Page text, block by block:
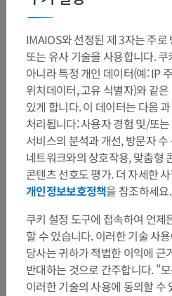
IMAIOS와 선정된 제 3자는 주로
또는 유사 기술을 사용합니다.
아니라 특정 개인 데이터(예: IP
위치데이터, 고유 식별자)와 같
있게 합니다. 이 데이터는 다음
처리됩니다: 사용자 경험 및/또
서비스의 분석과 개선, 방문자 수
네트워크와의 상호작용, 맞춤형
콘텐츠 선호도 평가. 더 자세한
개인정보보호정책을 참조하세요.
쿠키 설정 도구에 접속하여 언제
할 수 있습니다. 이러한 기술 사
당사는 귀하가 적법한 이익에 근
반대하는 것으로 간주합니다. "
이러한 기술의 사용에 동의할 수